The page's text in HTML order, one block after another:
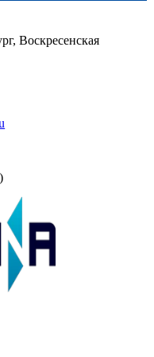
Воскресенская